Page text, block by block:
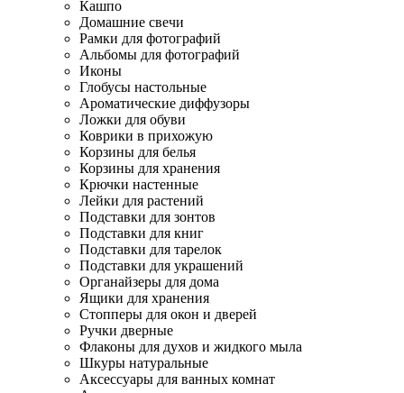
Кашпо
Домашние свечи
Рамки для фотографий
Альбомы для фотографий
Иконы
Глобусы настольные
Ароматические диффузоры
Ложки для обуви
Коврики в прихожую
Корзины для белья
Корзины для хранения
Крючки настенные
Лейки для растений
Подставки для зонтов
Подставки для книг
Подставки для тарелок
Подставки для украшений
Органайзеры для дома
Ящики для хранения
Стопперы для окон и дверей
Ручки дверные
Флаконы для духов и жидкого мыла
Шкуры натуральные
Аксессуары для ванных комнат